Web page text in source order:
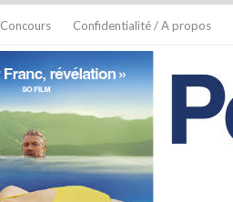
Concours Confidentialité / A propos